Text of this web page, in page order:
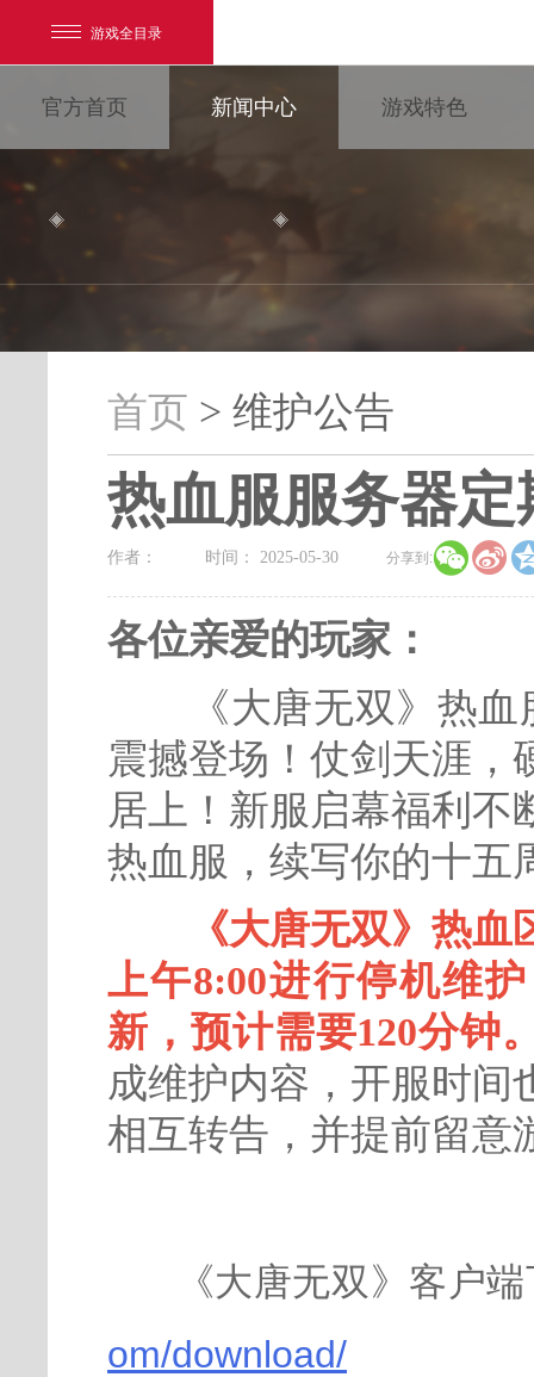
游戏全目录
我的足迹： 大唐无双
官方首页 新闻中心 游戏特色
最新新闻 新闻消息 游戏公告
维护公告
首页 > 维护公告
热血服服务器
作者： 时间： 2025-05-30 分享到:
各位亲爱的玩家：
《大唐无双》热血
震撼登场！仗剑天涯，
居上！新服启幕福利不
热血服，续写你的十五
《大唐无双》热
上午8:00进行停机维
新 ，预计需要120分钟
成维护内容，开服时间
相互转告，并提前留意
《大唐无双》客户
om/download/